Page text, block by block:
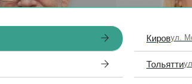
Кировул.
Тольятти